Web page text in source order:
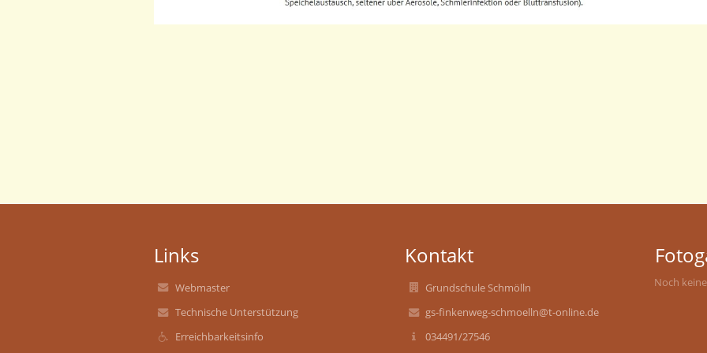
Links
Webmaster
Technische Unterstützung
Erreichbarkeitsinfo
Kontakt
Grundschule Schmölln
gs-finkenweg-schmoelln@t-online.de
034491/27546
Noch